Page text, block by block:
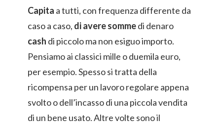
Capita a tutti, con frequenza differente da
caso a caso, di avere sommedi denaro
cash di piccolo ma non esiguo importo.
Pensiamo ai classici mille o duemila euro,
per esempio. Spesso si tratta della
ricompensa per un lavoro regolare appena
svolto o dell’incasso di una piccola vendita
di un bene usato. Altre volte sono il